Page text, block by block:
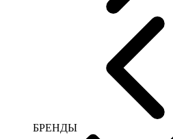
БРЕНДЫ